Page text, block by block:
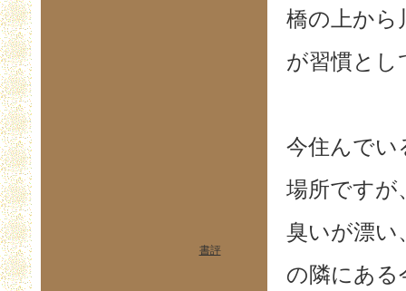
橋の上から
が習慣とし
今住んでい
場所ですが
臭いが漂い
の隣にある
書評